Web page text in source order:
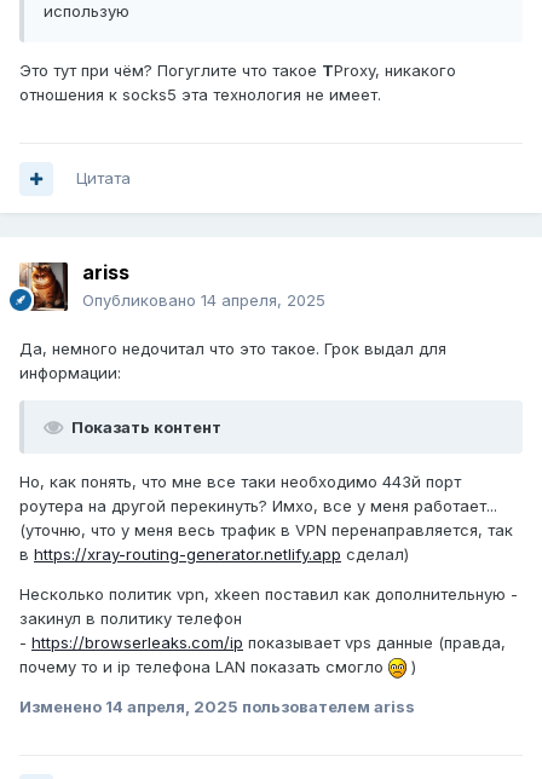
использую
Это тут при чём? Погуглите что такое TProxy, никакого
отношения к socks5 эта технология не имеет.
Цитата
ariss
Опубликовано 14 апреля, 2025
Да, немного недочитал что это такое. Грок выдал для
информации:
Показать контент
Но, как понять, что мне все таки необходимо 443й порт
роутера на другой перекинуть? Имхо, все у меня работает...
(уточню, что у меня весь трафик в VPN перенаправляется, так
в https://xray-routing-generator.netlify.app сделал)
Несколько политик vpn, xkeen поставил как дополнительную -
закинул в политику телефон
- https://browserleaks.com/ip показывает vps данные (правда,
почему то и ip телефона LAN показать смогло
)
Изменено 14 апреля, 2025 пользователем ariss